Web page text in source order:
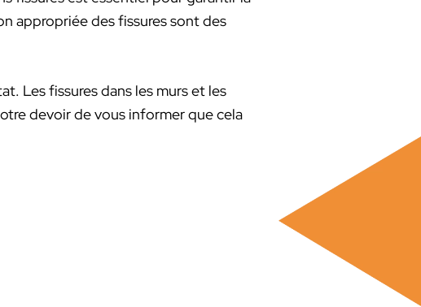
appropriée des fissures sont des
Les fissures dans les murs et les
devoir de vous informer que cela